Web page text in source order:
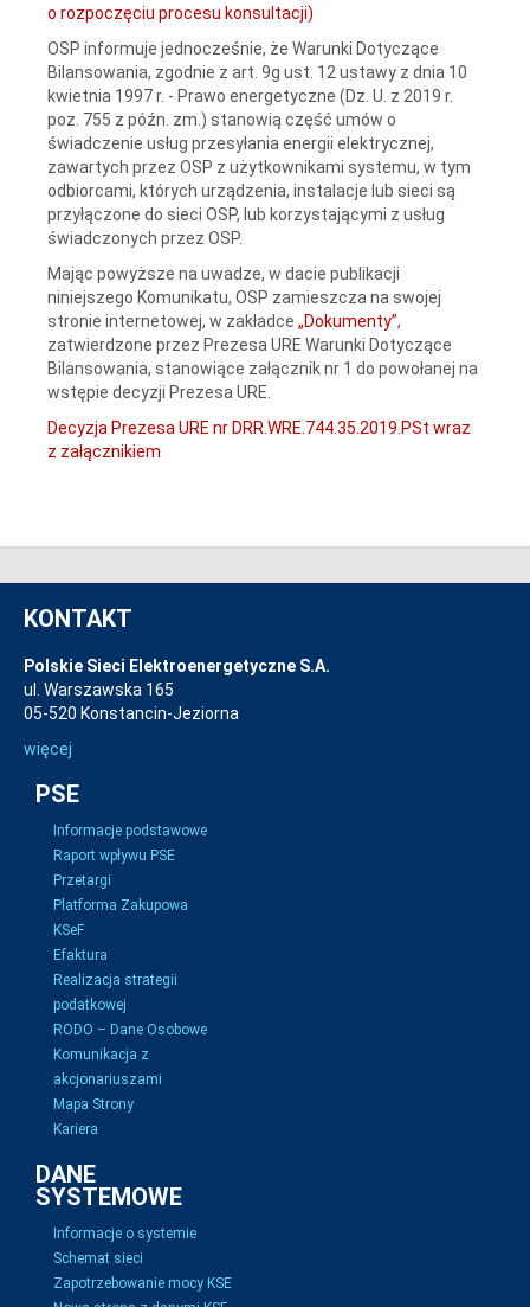
o rozpoczęciu procesu konsultacji)
OSP informuje jednocześnie, że Warunki Dotyczące
Bilansowania, zgodnie z art. 9g ust. 12 ustawy z dnia 10
kwietnia 1997 r. - Prawo energetyczne (Dz. U. z 2019 r.
poz. 755 z późn. zm.) stanowią część umów o
świadczenie usług przesyłania energii elektrycznej,
zawartych przez OSP z użytkownikami systemu, w tym
odbiorcami, których urządzenia, instalacje lub sieci są
przyłączone do sieci OSP, lub korzystającymi z usług
świadczonych przez OSP.
Mając powyższe na uwadze, w dacie publikacji
niniejszego Komunikatu, OSP zamieszcza na swojej
stronie internetowej, w zakładce „Dokumenty”,
zatwierdzone przez Prezesa URE Warunki Dotyczące
Bilansowania, stanowiące załącznik nr 1 do powołanej na
wstępie decyzji Prezesa URE.
Decyzja Prezesa URE nr DRR.WRE.744.35.2019.PSt wraz
z załącznikiem
KONTAKT
Polskie Sieci Elektroenergetyczne S.A.
ul. Warszawska 165
05-520 Konstancin-Jeziorna
więcej
PSE
Informacje podstawowe
Raport wpływu PSE
Przetargi
Platforma Zakupowa
KSeF
Efaktura
Realizacja strategii
podatkowej
RODO – Dane Osobowe
Komunikacja z
akcjonariuszami
Mapa Strony
Kariera
DANE
SYSTEMOWE
Informacje o systemie
Schemat sieci
Zapotrzebowanie mocy KSE